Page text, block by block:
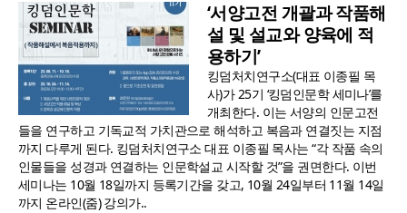
‘서양고전 개괄과 작품해
설 및 설교와 양육에 적
용하기’
킹덤처치연구소(대표 이종필 목
사)가 25기 ‘킹덤인문학 세미나’를
개최한다. 이는 서양의 인문고전
들을 연구하고 기독교적 가치관으로 해석하고 복음과 연결짓는 지점
까지 다루게 된다. 킹덤처치연구소 대표 이종필 목사는 “각 작품 속의
인물들을 성경과 연결하는 인문학설교 시작할 것”을 권면한다. 이번
세미나는 10월 18일까지 등록기간을 갖고, 10월 24일부터 11월 14일
까지 온라인(줌) 강의가..